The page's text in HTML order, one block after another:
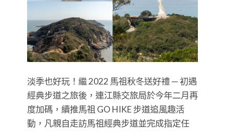
淡季也好玩！繼 2022 馬祖秋冬送好禮 — 初遇
經典步道之旅後，連江縣交旅局於今年二月再
度加碼，續推馬祖 GO HIKE 步道追風趣活
動，凡親自走訪馬祖經典步道並完成指定任